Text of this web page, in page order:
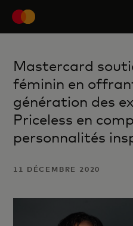
Mastercard
féminin en
génération des
Priceless en
personnalités
11 DÉCEMBRE 2020